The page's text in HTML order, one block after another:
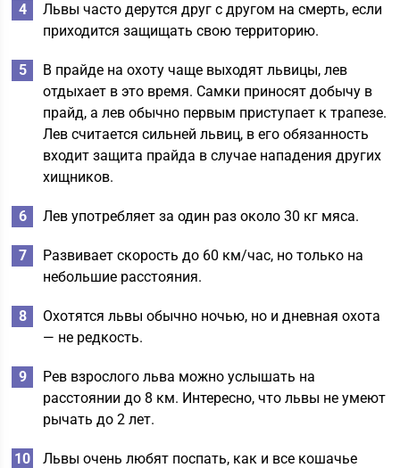
Львы часто дерутся друг с другом на смерть, если
приходится защищать свою территорию.
В прайде на охоту чаще выходят львицы, лев
отдыхает в это время. Самки приносят добычу в
прайд, а лев обычно первым приступает к трапезе.
Лев считается сильней львиц, в его обязанность
входит защита прайда в случае нападения других
хищников.
Лев употребляет за один раз около 30 кг мяса.
Развивает скорость до 60 км/час, но только на
небольшие расстояния.
Охотятся львы обычно ночью, но и дневная охота
— не редкость.
Рев взрослого льва можно услышать на
расстоянии до 8 км. Интересно, что львы не умеют
рычать до 2 лет.
Львы очень любят поспать, как и все кошачье